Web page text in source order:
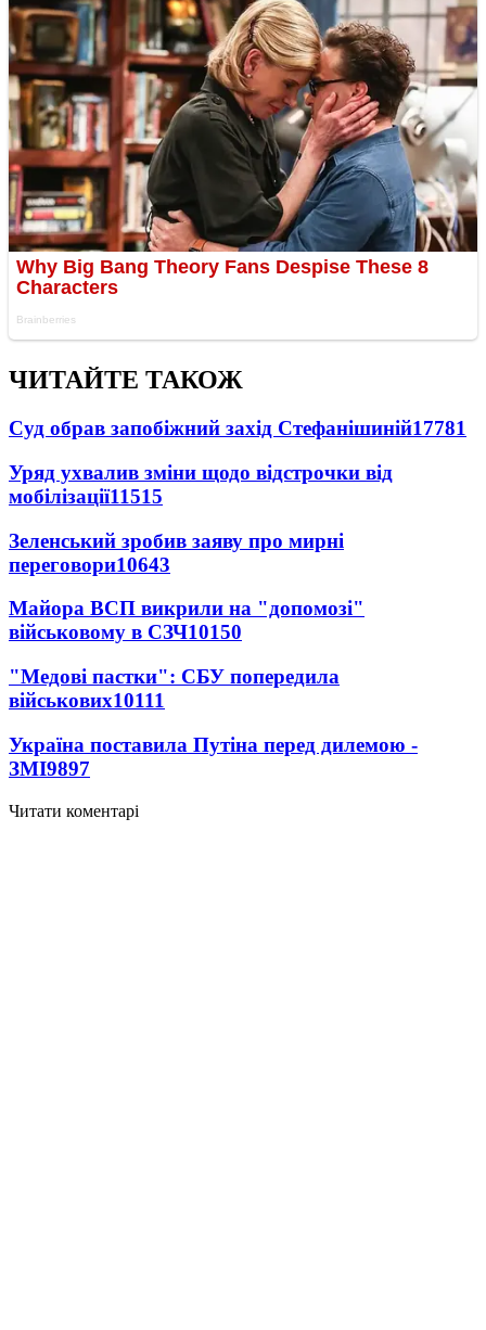
ЧИТАЙТЕ ТАКОЖ
Суд обрав запобіжний захід Стефанішиній17781
Уряд ухвалив зміни щодо відстрочки від
мобілізації11515
Зеленський зробив заяву про мирні
переговори10643
Майора ВСП викрили на "допомозі"
військовому в СЗЧ10150
"Медові пастки": СБУ попередила
військових10111
Україна поставила Путіна перед дилемою -
ЗМІ9897
Читати коментарі